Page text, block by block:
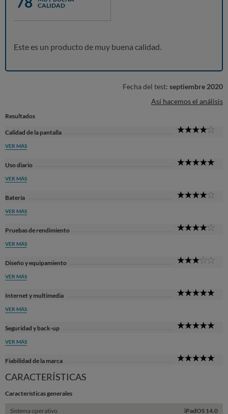
CALIDAD
Este es un producto de muy buena calidad.
Fecha del test: septiembre 2020
Así hacemos el análisis
Resultados
Calidad de la pantalla
VER MÁS
Uso diario
VER MÁS
Batería
VER MÁS
Pruebas de rendimiento
VER MÁS
Diseño y equipamiento
VER MÁS
Internet y multimedia
VER MÁS
Seguridad y back-up
VER MÁS
Fiabilidad de la marca
CARACTERÍSTICAS
Características generales
Sistema operativo iPadOS 14.0